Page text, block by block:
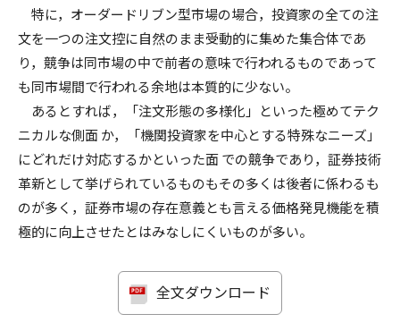
特に，オーダードリブン型市場の場合，投資家の全ての注
文を一つの注文控に自然のまま受動的に集めた集合体であ
り，競争は同市場の中で前者の意味で行われるものであって
も同市場間で行われる余地は本質的に少ない。
あるとすれば，「注文形態の多様化」といった極めてテク
ニカルな側面 か，「機関投資家を中心とする特殊なニーズ」
にどれだけ対応するかといった面 での競争であり，証券技術
革新として挙げられているものもその多くは後者に係わるも
のが多く，証券市場の存在意義とも言える価格発見機能を積
極的に向上させたとはみなしにくいものが多い。
全文ダウンロード